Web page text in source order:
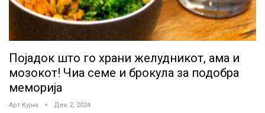
Појадок што го храни желудникот, ама и
мозокот! Чиа семе и брокула за подобра
меморија
Арт Кујна Дек 2, 2024